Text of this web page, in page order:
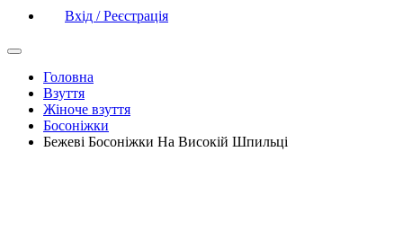
Вхід / Реєстрація
Головна
Взуття
Жіноче взуття
Босоніжки
Бежеві Босоніжки На Високій Шпильці